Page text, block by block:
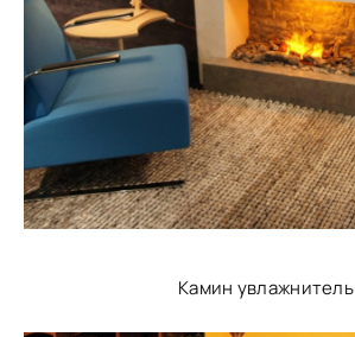
Камин увлажнитель